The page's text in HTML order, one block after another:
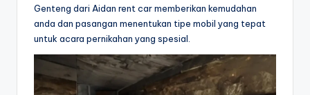
Genteng dari Aidan rent car memberikan kemudahan
anda dan pasangan menentukan tipe mobil yang tepat
untuk acara pernikahan yang spesial.